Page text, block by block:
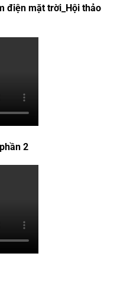
điện mặt trời_Hội thảo
2